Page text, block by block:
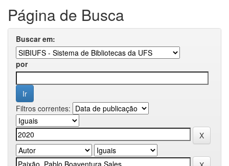
Página de Busca
Buscar em:
por
Filtros correntes: